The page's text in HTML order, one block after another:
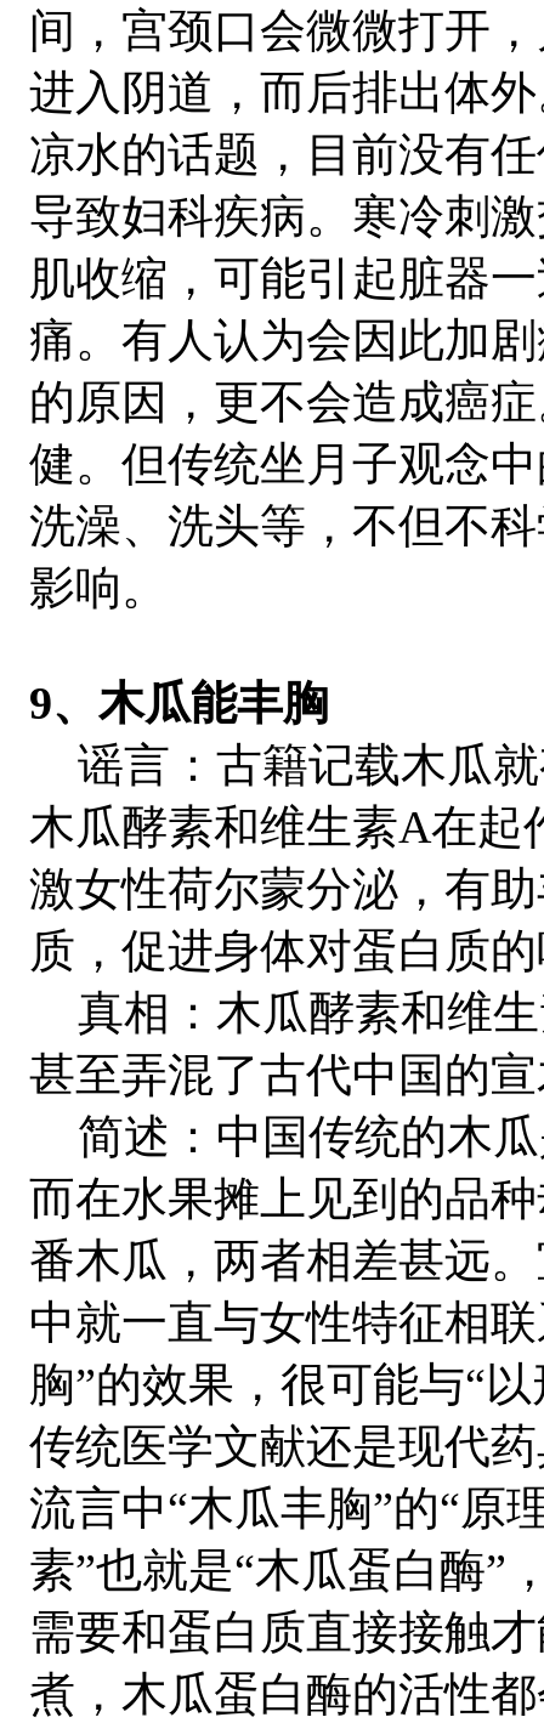
间，宫颈口会微微打开
进入阴道，而后排出体
凉水的话题，目前没有
导致妇科疾病。寒冷刺
肌收缩，可能引起脏器
痛。有人认为会因此加
的原因，更不会造成癌
健。但传统坐月子观念
洗澡、洗头等，不但不
影响。
9、木瓜能丰胸
谣言：古籍记载木瓜
木瓜酵素和维生素A在
激女性荷尔蒙分泌，有
质，促进身体对蛋白质
真相：木瓜酵素和维
甚至弄混了古代中国的
简述：中国传统的木瓜
而在水果摊上见到的品
番木瓜，两者相差甚远
中就一直与女性特征相
胸”的效果，很可能与“
传统医学文献还是现代
流言中“木瓜丰胸”的“原
素”也就是“木瓜蛋白酶”
需要和蛋白质直接接触
煮，木瓜蛋白酶的活性